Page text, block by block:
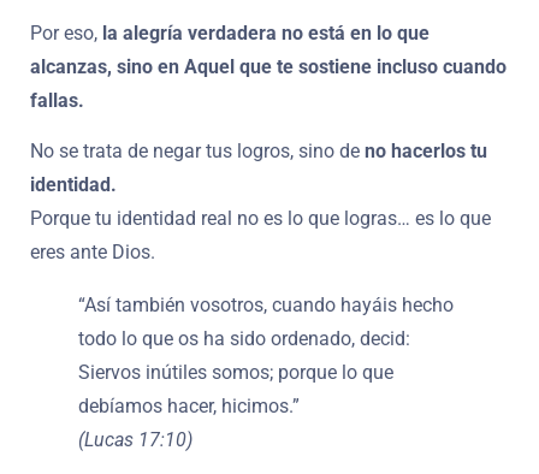
Por eso, la alegría verdadera no está en lo que
alcanzas, sino en Aquel que te sostiene incluso cuando
fallas.
No se trata de negar tus logros, sino de no hacerlos tu
identidad.
Porque tu identidad real no es lo que logras… es lo que
eres ante Dios.
“Así también vosotros, cuando hayáis hecho
todo lo que os ha sido ordenado, decid:
Siervos inútiles somos; porque lo que
debíamos hacer, hicimos.”
(Lucas 17:10)